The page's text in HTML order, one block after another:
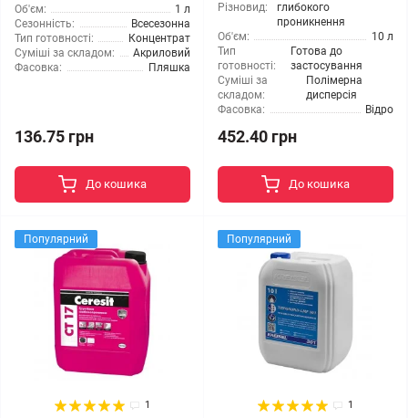
Об'єм:
1 л
Сезонність:
Всесезонна
Тип готовності:
Концентрат
Суміші за складом:
Акриловий
Фасовка:
Пляшка
136.75 грн
До кошика
Різновид:
глибокого
проникнення
Об'єм:
10 л
Тип
готовності:
Готова до
застосування
Суміші за
складом:
Полімерна
дисперсія
Фасовка:
Відро
452.40 грн
До кошика
Популярний
1
Популярний
1